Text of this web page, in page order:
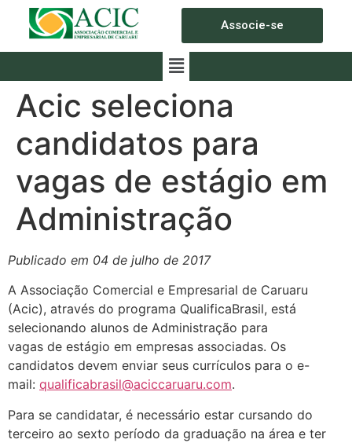
Associe-se
Acic seleciona
candidatos para
vagas de estágio em
Administração
Publicado em 04 de julho de 2017
A Associação Comercial e Empresarial de Caruaru
(Acic), através do programa QualificaBrasil, está
selecionando alunos de Administração para
vagas de estágio em empresas associadas. Os
candidatos devem enviar seus currículos para o e-
mail: qualificabrasil@aciccaruaru.com.
Para se candidatar, é necessário estar cursando do
terceiro ao sexto período da graduação na área e ter